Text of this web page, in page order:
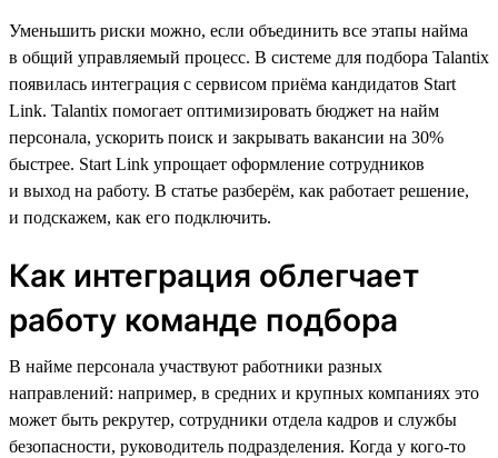
Уменьшить риски можно, если объединить все этапы найма
в общий управляемый процесс. В системе для подбора Talantix
появилась интеграция с сервисом приёма кандидатов Start
Link. Talantix помогает оптимизировать бюджет на найм
персонала, ускорить поиск и закрывать вакансии на 30%
быстрее. Start Link упрощает оформление сотрудников
и выход на работу. В статье разберём, как работает решение,
и подскажем, как его подключить.
Как интеграция облегчает
работу команде подбора
В найме персонала участвуют работники разных
направлений: например, в средних и крупных компаниях это
может быть рекрутер, сотрудники отдела кадров и службы
безопасности, руководитель подразделения. Когда у кого-то